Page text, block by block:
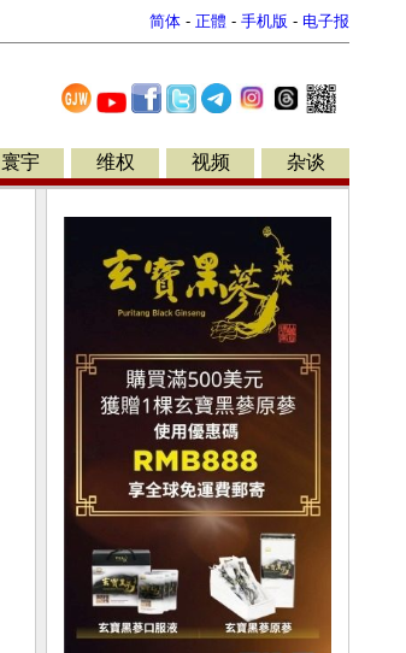
简体 - 正體 - 手机版 - 电子报
寰宇 维权 视频 杂谈